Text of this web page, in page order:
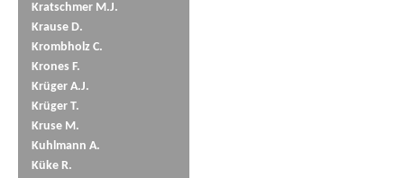
Kratschmer M.J.
Krause D.
Krombholz C.
Krones F.
Krüger A.J.
Krüger T.
Kruse M.
Kuhlmann A.
Küke R.